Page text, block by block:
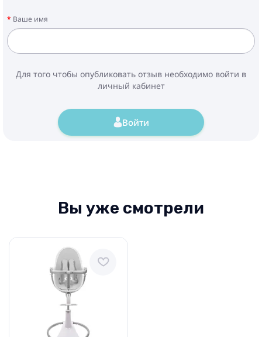
Ваше имя
Для того чтобы опубликовать отзыв необходимо войти в
личный кабинет
Войти
Вы уже смотрели